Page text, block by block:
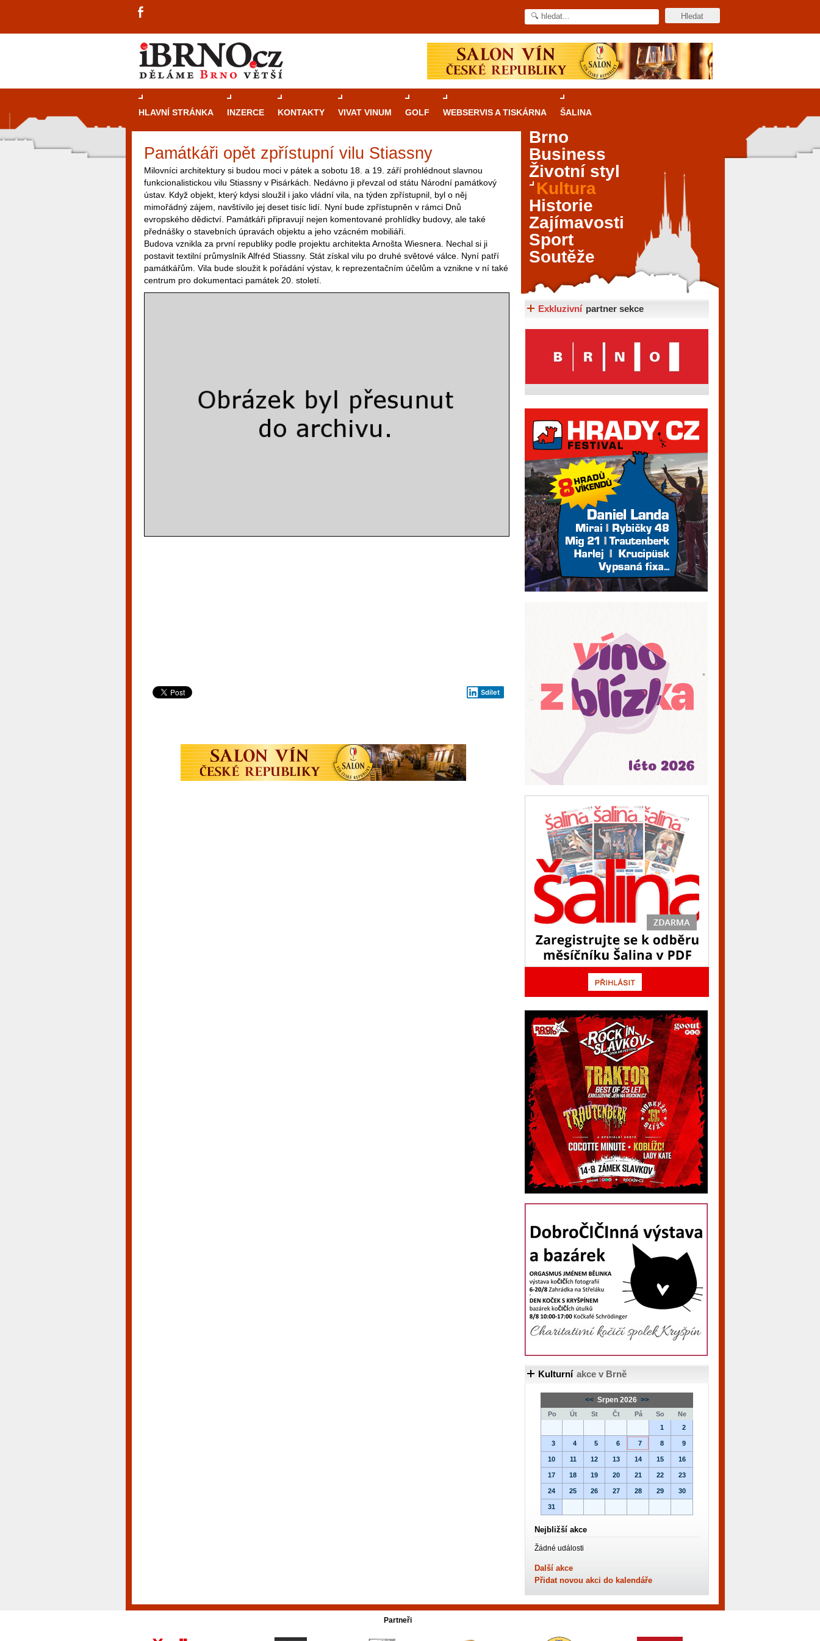
HLAVNÍ STRÁNKA INZERCE KONTAKTY VIVAT VINUM GOLF WEBSERVIS A TISKÁRNA ŠALINA
Památkáři opět zpřístupní vilu Stiassny
Milovníci architektury si budou moci v pátek a sobotu 18. a 19. září prohlédnout slavnou
funkcionalistickou vilu Stiassny v Pisárkách. Nedávno ji převzal od státu Národní památkový
ústav. Když objekt, který kdysi sloužil i jako vládní vila, na týden zpřístupnil, byl o něj
mimořádný zájem, navštívilo jej deset tisíc lidí. Nyní bude zpřístupněn v rámci Dnů
evropského dědictví. Památkáři připravují nejen komentované prohlídky budovy, ale také
přednášky o stavebních úpravách objektu a jeho vzácném mobiliáři.
Budova vznikla za první republiky podle projektu architekta Arnošta Wiesnera. Nechal si ji
postavit textilní průmyslník Alfréd Stiassny. Stát získal vilu po druhé světové válce. Nyní patří
památkářům. Vila bude sloužit k pořádání výstav, k reprezentačním účelům a vznikne v ní také
centrum pro dokumentaci památek 20. století.
Sdílet
Průvodce
kasinovými hrami v Brně: Od
rulety po video automaty
Brno je městem známým pro zajímavé památky, skvělé
restaurace, divadla a univerzity. Mimo jiné je ale také
místem, kde si můžete legálně a bezpečně vyzkoušet
různé kasinové hry. V neustále kvetoucí moravské
metropoli naleznete širokou nabídku her od klasické
rulety až po moderní automaty jak pro pravidelné
návštěvníky, tak pro příležitostné hráče. V...
Brno
Business
Životní styl
Kultura
Historie
Zajímavosti
Sport
Soutěže
Exkluzivní partner sekce
Kulturní akce v Brně
<< Srpen 2026 >>
Po Út St Čt Pá So
Ne
1
2
3 4 5 6 7 8 9
10 11 12 13 14 15 16
17 18 19 20 21 22 23
24 25 26 27 28 29 30
31
Nejbližší akce
Žádné události
Další akce
Přidat novou akci do kalendáře
Partneři